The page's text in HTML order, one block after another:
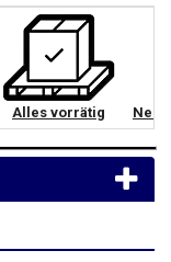
Alles vorrätig